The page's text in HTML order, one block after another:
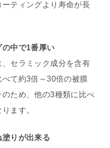
ティングより寿命が長
中で1番厚い
セラミック成分を含有
て約3倍～30倍の被膜
ため、他の3種類に比べ
ます。
りが出来る